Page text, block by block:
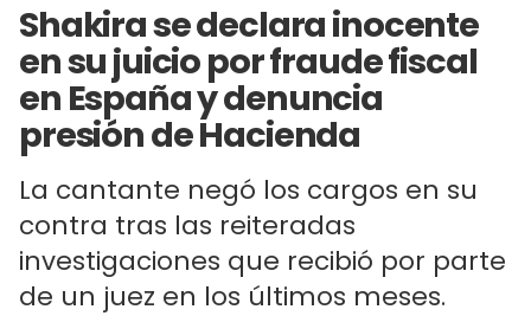
Shakira se declara inocente
en su juicio por fraude fiscal
en España y denuncia
presión de Hacienda
La cantante negó los cargos en su
contra tras las reiteradas
investigaciones que recibió por parte
de un juez en los últimos meses.